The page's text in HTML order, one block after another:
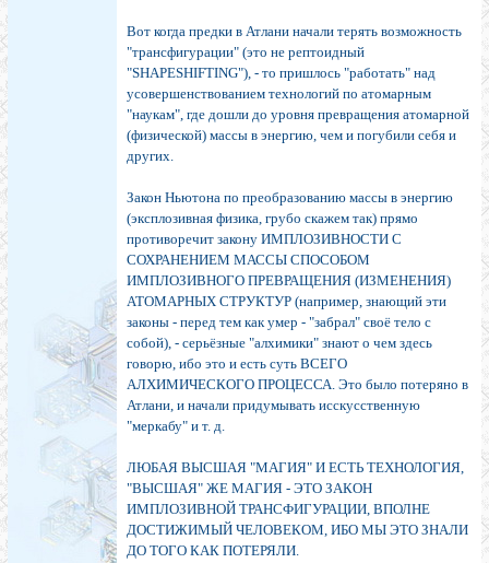
Вот когда предки в Атлани начали терять возможность
"трансфигурации" (это не рептоидный
"SHAPESHIFTING"), - то пришлось "работать" над
усовершенствованием технологий по атомарным
"наукам", где дошли до уровня превращения атомарной
(физической) массы в энергию, чем и погубили себя и
других.
Закон Ньютона по преобразованию массы в энергию
(эксплозивная физика, грубо скажем так) прямо
противоречит закону ИМПЛОЗИВНОСТИ С
СОХРАНЕНИЕМ МАССЫ СПОСОБОМ
ИМПЛОЗИВНОГО ПРЕВРАЩЕНИЯ (ИЗМЕНЕНИЯ)
АТОМАРНЫХ СТРУКТУР (например, знающий эти
законы - перед тем как умер - "забрал" своё тело с
собой), - серьёзные "алхимики" знают о чем здесь
говорю, ибо это и есть суть ВСЕГО
АЛХИМИЧЕСКОГО ПРОЦЕССА. Это было потеряно в
Атлани, и начали придумывать исскусственную
"меркабу" и т. д.
ЛЮБАЯ ВЫСШАЯ "МАГИЯ" И ЕСТЬ ТЕХНОЛОГИЯ,
"ВЫСШАЯ" ЖЕ МАГИЯ - ЭТО ЗАКОН
ИМПЛОЗИВНОЙ ТРАНСФИГУРАЦИИ, ВПОЛНЕ
ДОСТИЖИМЫЙ ЧЕЛОВЕКОМ, ИБО МЫ ЭТО ЗНАЛИ
ДО ТОГО КАК ПОТЕРЯЛИ.